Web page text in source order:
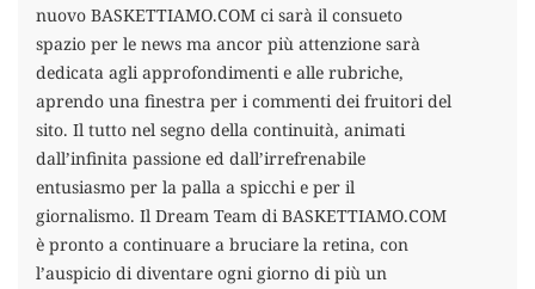
nuovo BASKETTIAMO.COM ci sarà il consueto
spazio per le news ma ancor più attenzione sarà
dedicata agli approfondimenti e alle rubriche,
aprendo una finestra per i commenti dei fruitori del
sito. Il tutto nel segno della continuità, animati
dall’infinita passione ed dall’irrefrenabile
entusiasmo per la palla a spicchi e per il
giornalismo. Il Dream Team di BASKETTIAMO.COM
è pronto a continuare a bruciare la retina, con
l’auspicio di diventare ogni giorno di più un